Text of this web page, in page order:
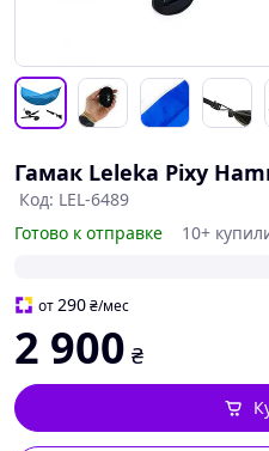
Гамак Leleka Pixy
Код: LEL-6489
Готово к отправке
10+
от290₴/мес
2 900 ₴